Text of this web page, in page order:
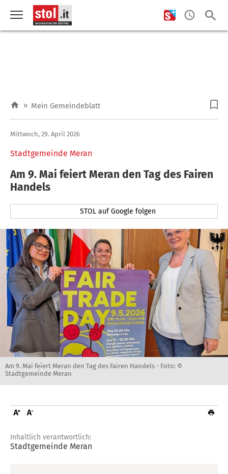
» Mein Gemeindeblatt
Stadtgemeinde Meran
Mittwoch, 29. April 2026
Am 9. Mai feiert Meran den Tag des Fairen
Handels
STOL auf Google folgen
Am 9. Mai feiert Meran den Tag des Fairen Handels - Foto: ©
Stadtgemeinde Meran
Inhaltlich verantwortlich:
Stadtgemeinde Meran